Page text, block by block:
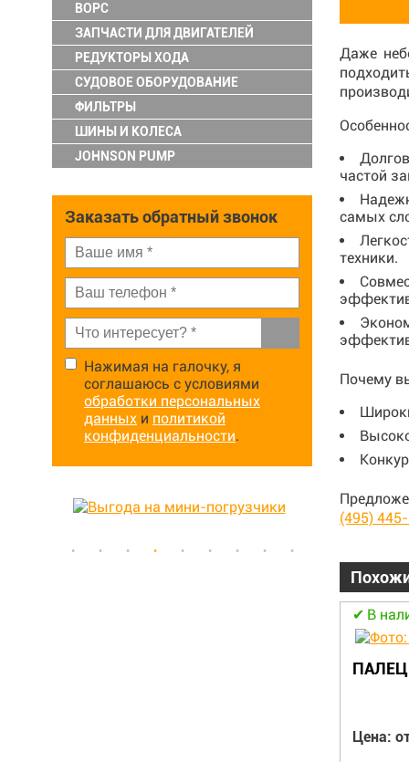
ВОРС
ЗАПЧАСТИ ДЛЯ ДВИГАТЕЛЕЙ
РЕДУКТОРЫ ХОДА
СУДОВОЕ ОБОРУДОВАНИЕ
ФИЛЬТРЫ
ШИНЫ И КОЛЕСА
JOHNSON PUMP
Заказать обратный звонок
Нажимая на галочку, я
соглашаюсь с условиями
обработки персональных
данных и политикой
конфиденциальности.
Даже
частой
самых
техники.
Почему
(495)
В
ПАЛЕЦ
Цена: